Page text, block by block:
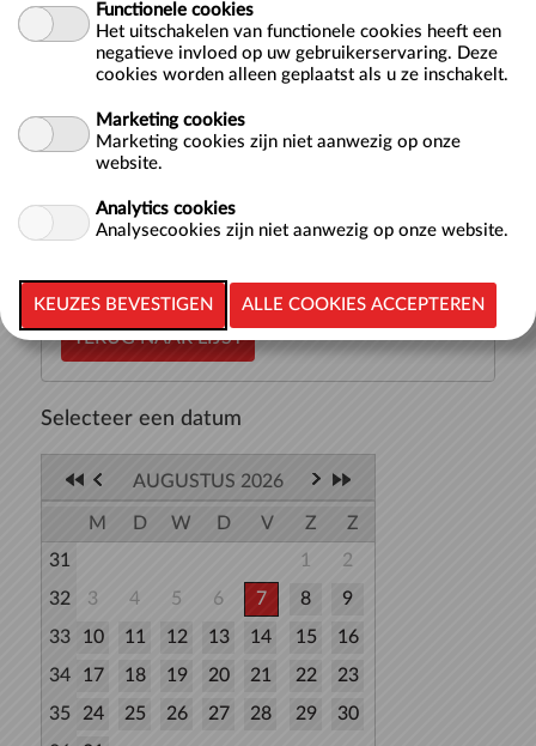
5644 RX EINDHOVEN
NL
van onze 50-meterbaden: het Wedstrijdbad, Sportbad of
Trainingsbad. Bij iedere tijd waarop je kunt beginnen met
zwemmen staat aangegeven in welk bad het zwemmen
plaatsvindt. Je kunt t...
TERUG NAAR LIJST
Selecteer een datum
AUGUSTUS 2026
M D W D V Z
Z
31
1
2
32
3 4 5 6 7 8
9
33
10 11 12 13 14 15
16
34
17 18 19 20 21 22
23
35
24 25 26 27 28 29
30
Functionele cookies
Het uitschakelen van functionele cookies heeft een
negatieve invloed op uw gebruikerservaring. Deze
cookies worden alleen geplaatst als u ze inschakelt.
Marketing cookies
Marketing cookies zijn niet aanwezig op onze
website.
Analytics cookies
Analysecookies zijn niet aanwezig op onze website.